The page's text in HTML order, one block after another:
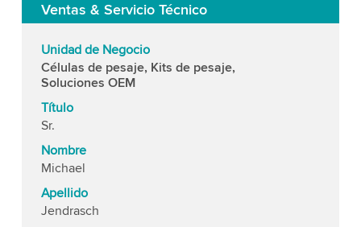
Ventas & Servicio Técnico
Unidad de Negocio
Células de pesaje, Kits de pesaje,
Soluciones OEM
Título
Sr.
Nombre
Michael
Apellido
Jendrasch